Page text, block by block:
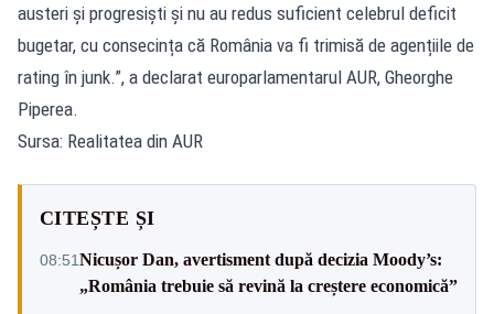
austeri și progresiști și nu au redus suficient celebrul deficit
bugetar, cu consecința că România va fi trimisă de agențiile de
rating în junk.”, a declarat europarlamentarul AUR, Gheorghe
Piperea.
Sursa: Realitatea din AUR
CITEȘTE ȘI
08:51Nicușor Dan, avertisment după decizia Moody’s:
„România trebuie să revină la creștere economică”